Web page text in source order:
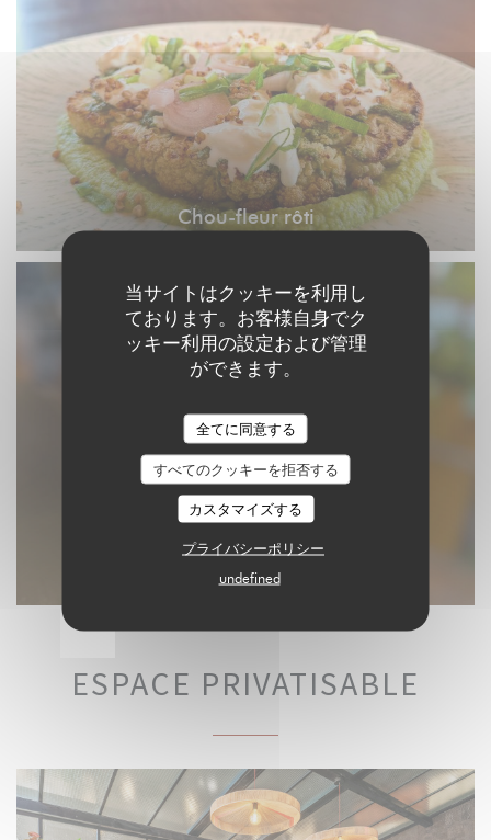
当サイトはクッキーを利用し
ております。お客様自身でク
ッキー利用の設定および管理
ができます。
全てに同意する
すべてのクッキーを拒否する
カスタマイズする
プライバシーポリシー
undefined
Chou-fleur rôti
Chocolat
ESPACE PRIVATISABLE